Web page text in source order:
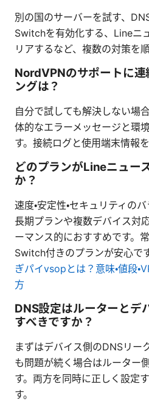
別の国のサーバーを試す、
Switchを有効化する、Lineニ
リアするなど、複数の対策を
NordVPNのサポートに連
ングは？
自分で試しても解決しない場
体的なエラーメッセージと環
す。接続ログと使用端末情報
どのプランがLineニュー
か？
速度・安定性・セキュリティの
長期プランや複数デバイス対
ーマンス的におすすめです。
Switch付きのプランが安心で
ぎパイvsopとは？意味・値段
方
DNS設定はルーターとデ
すべきですか？
まずはデバイス側のDNSリー
も問題が続く場合はルーター
す。両方を同時に正しく設定
す。